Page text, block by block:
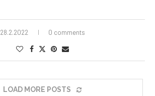
28.2.2022 0 comments
LOAD MORE POSTS